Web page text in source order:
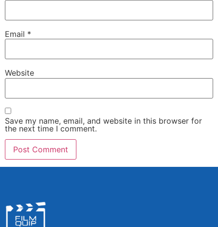
Email *
Website
Save my name, email, and website in this browser for
the next time I comment.